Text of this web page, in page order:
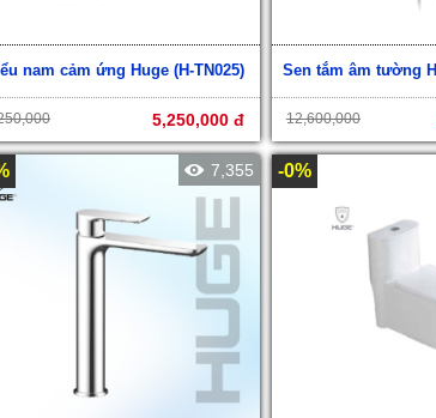
nam cảm ứng Huge (H-TN025)
5,250,000 đ
Sen tắm âm tường
12,600,000
7,355 -0%